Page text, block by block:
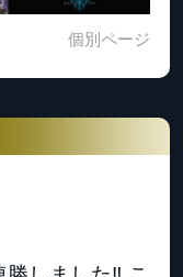
個別ページ